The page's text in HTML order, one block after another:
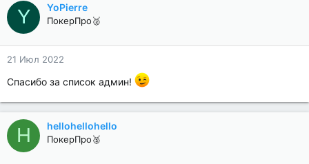
Y YoPierre
ПокерПро🥈
21 Июл 2022
Спасибо за список админ!
H hellohellohello
ПокерПро🥈